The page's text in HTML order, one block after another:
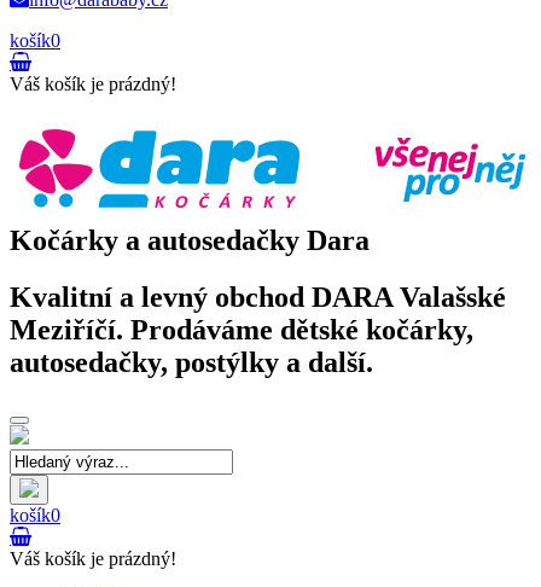
košík0
Váš košík je prázdný!
Kočárky a autosedačky Dara
Kvalitní a levný obchod DARA Valašské
Meziříčí. Prodáváme dětské kočárky,
autosedačky, postýlky a další.
Toggle
navigation
košík0
Váš košík je prázdný!